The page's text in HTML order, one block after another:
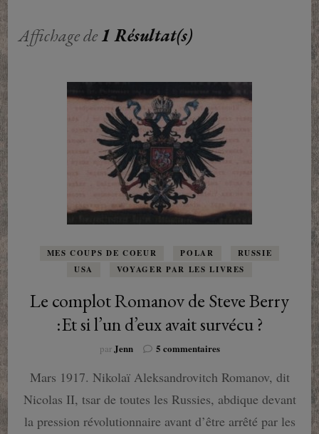
Affichage de1 Résultat(s)
MES COUPS DE COEUR POLAR
RUSSIE
USA
VOYAGER PAR LES LIVRES
Le complot Romanov de Steve Berry
:Et si l’un d’eux avait survécu ?
parJenn 5 commentairessur
complot
de
Steve
Mars 1917. Nikolaï Aleksandrovitch Romanov, dit
Nicolas II, tsar de toutes les Russies, abdique devant
la pression révolutionnaire avant d’être arrêté par les